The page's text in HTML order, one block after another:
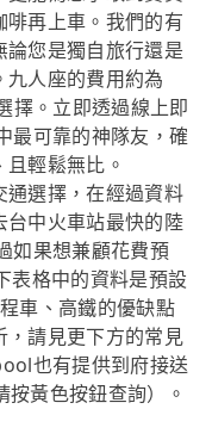
再上車。我們的有
論您是獨自旅行還是
人座的費用約為
擇。立即透過線上即
最可靠的神隊友，確
輕鬆無比。
通選擇，在經過資料
台中火車站最快的陸
如果想兼顧花費預
表格中的資料是預設
車、高鐵的優缺點
，請見更下方的常見
也有提供到府接送
黃色按鈕查詢）。